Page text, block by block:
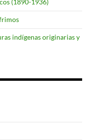
(1890-1936)
indígenas originarias y